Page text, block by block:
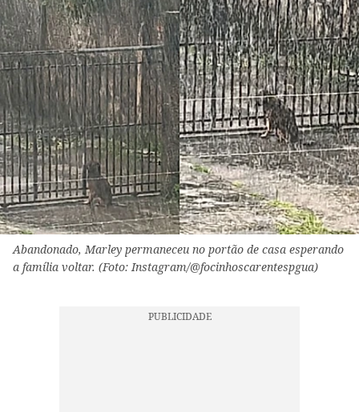
Abandonado, Marley permaneceu no portão de casa esperando
a família voltar. (Foto: Instagram/@focinhoscarentespgua)